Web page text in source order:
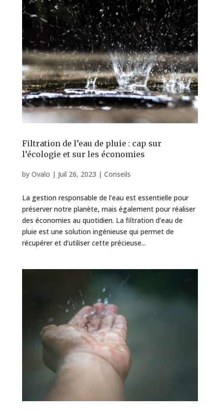
Filtration de l’eau de pluie : cap sur
l’écologie et sur les économies
by Ovalo | Juil 26, 2023 | Conseils
La gestion responsable de l’eau est essentielle pour
préserver notre planète, mais également pour réaliser
des économies au quotidien. La filtration d’eau de
pluie est une solution ingénieuse qui permet de
récupérer et d’utiliser cette précieuse...